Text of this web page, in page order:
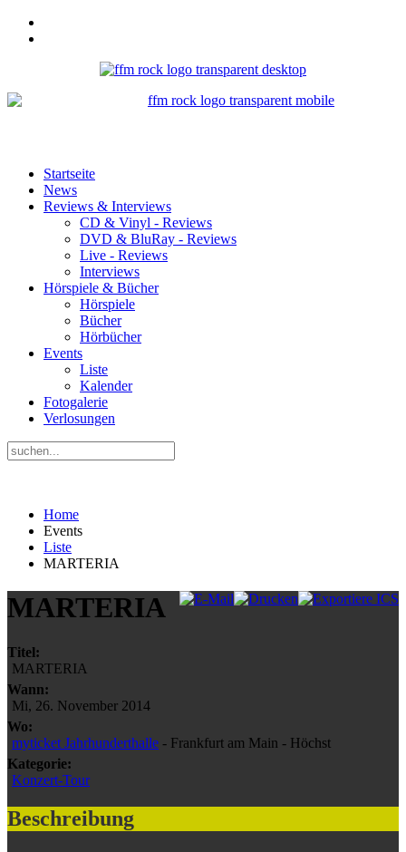
Startseite
News
Reviews & Interviews
CD & Vinyl - Reviews
DVD & BluRay - Reviews
Live - Reviews
Interviews
Hörspiele & Bücher
Hörspiele
Bücher
Hörbücher
Events
Liste
Kalender
Fotogalerie
Verlosungen
Home
Events
Liste
MARTERIA
MARTERIA
Titel:
MARTERIA
Wann:
Mi, 26. November 2014
Wo:
myticket Jahrhunderthalle - Frankfurt am Main - Höchst
Kategorie:
Konzert-Tour
Beschreibung